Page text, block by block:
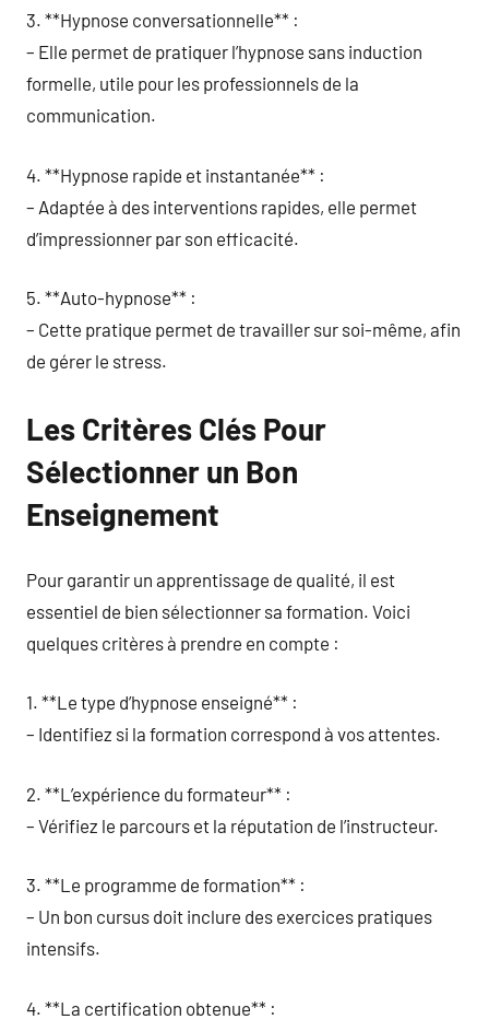
3. **Hypnose conversationnelle** :
– Elle permet de pratiquer l’hypnose sans induction
formelle, utile pour les professionnels de la
communication.
4. **Hypnose rapide et instantanée** :
– Adaptée à des interventions rapides, elle permet
d’impressionner par son efficacité.
5. **Auto-hypnose** :
– Cette pratique permet de travailler sur soi-même, afin
de gérer le stress.
Les Critères Clés Pour
Sélectionner un Bon
Enseignement
Pour garantir un apprentissage de qualité, il est
essentiel de bien sélectionner sa formation. Voici
quelques critères à prendre en compte :
1. **Le type d’hypnose enseigné** :
– Identifiez si la formation correspond à vos attentes.
2. **L’expérience du formateur** :
– Vérifiez le parcours et la réputation de l’instructeur.
3. **Le programme de formation** :
– Un bon cursus doit inclure des exercices pratiques
intensifs.
4. **La certification obtenue** :